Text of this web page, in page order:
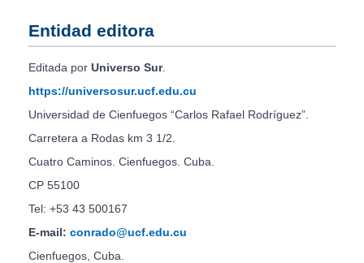
Entidad editora
Editada por Universo Sur.
https://universosur.ucf.edu.cu
Universidad de Cienfuegos “Carlos Rafael Rodríguez”.
Carretera a Rodas km 3 1/2.
Cuatro Caminos. Cienfuegos. Cuba.
CP 55100
Tel: +53 43 500167
E-mail: conrado@ucf.edu.cu
Cienfuegos, Cuba.